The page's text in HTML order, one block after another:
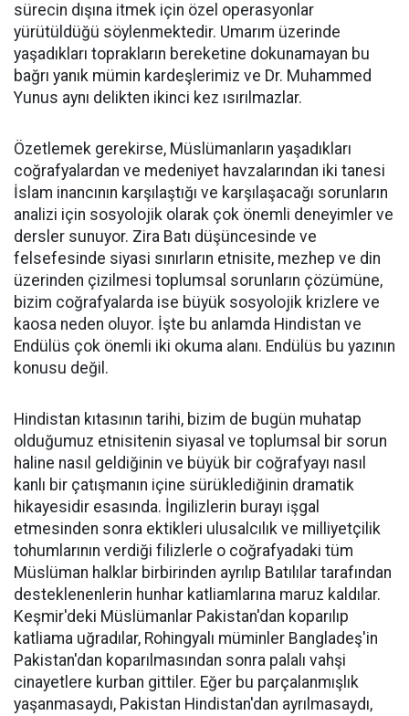
sürecin dışına itmek için özel operasyonlar
yürütüldüğü söylenmektedir. Umarım üzerinde
yaşadıkları toprakların bereketine dokunamayan bu
bağrı yanık mümin kardeşlerimiz ve Dr. Muhammed
Yunus aynı delikten ikinci kez ısırılmazlar.
Özetlemek gerekirse, Müslümanların yaşadıkları
coğrafyalardan ve medeniyet havzalarından iki tanesi
İslam inancının karşılaştığı ve karşılaşacağı sorunların
analizi için sosyolojik olarak çok önemli deneyimler ve
dersler sunuyor. Zira Batı düşüncesinde ve
felsefesinde siyasi sınırların etnisite, mezhep ve din
üzerinden çizilmesi toplumsal sorunların çözümüne,
bizim coğrafyalarda ise büyük sosyolojik krizlere ve
kaosa neden oluyor. İşte bu anlamda Hindistan ve
Endülüs çok önemli iki okuma alanı. Endülüs bu yazının
konusu değil.
Hindistan kıtasının tarihi, bizim de bugün muhatap
olduğumuz etnisitenin siyasal ve toplumsal bir sorun
haline nasıl geldiğinin ve büyük bir coğrafyayı nasıl
kanlı bir çatışmanın içine sürüklediğinin dramatik
hikayesidir esasında. İngilizlerin burayı işgal
etmesinden sonra ektikleri ulusalcılık ve milliyetçilik
tohumlarının verdiği filizlerle o coğrafyadaki tüm
Müslüman halklar birbirinden ayrılıp Batılılar tarafından
desteklenenlerin hunhar katliamlarına maruz kaldılar.
Keşmir'deki Müslümanlar Pakistan'dan koparılıp
katliama uğradılar, Rohingyalı müminler Bangladeş'in
Pakistan'dan koparılmasından sonra palalı vahşi
cinayetlere kurban gittiler. Eğer bu parçalanmışlık
yaşanmasaydı, Pakistan Hindistan'dan ayrılmasaydı,